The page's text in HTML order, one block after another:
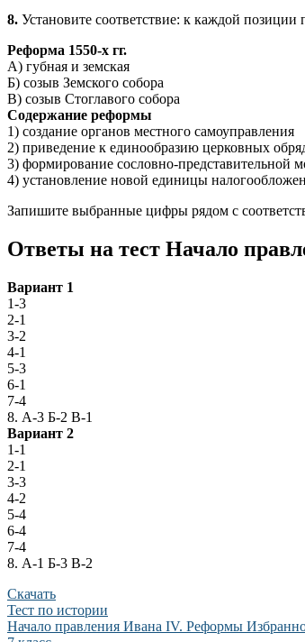
8. Установите соответствие: к каждой
Реформа 1550-х гг.
А) губная и земская
Б) созыв Земского собора
В) созыв Стоглавого собора
Содержание реформы
1) создание органов местного самоуправления
2) приведение к единообразию церковных
3) формирование сословно-представительной
4) установление новой единицы
Запишите выбранные цифры рядом с
Ответы на тест Начало
Вариант 1
1-3
2-1
3-2
4-1
5-3
6-1
7-4
8. А-3 Б-2 В-1
Вариант 2
1-1
2-1
3-3
4-2
5-4
6-4
7-4
8. А-1 Б-3 В-2
Скачать
Тест по истории
Начало правления Ивана IV. Реформы